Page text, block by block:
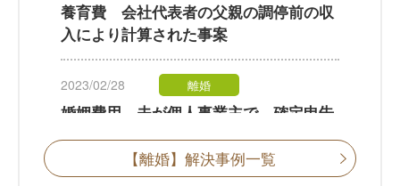
養育費 会社代表者の父親の調停前の収
入により計算された事案
2023/02/28 離婚
婚姻費用 夫が個人事業主で、確定申告
の内容に争いがあった事案
【離婚】解決事例一覧